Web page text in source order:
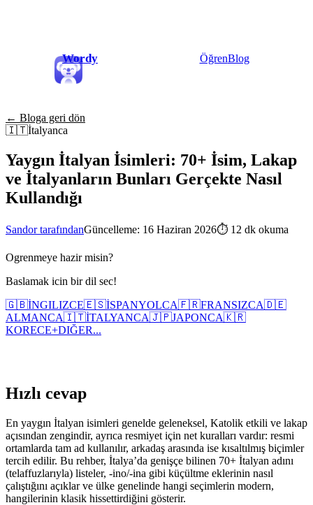
Wordy ÖğrenBlog
← Bloga geri dön
🇮🇹İtalyanca
Yaygın İtalyan İsimleri: 70+ İsim, Lakap
ve İtalyanların Bunları Gerçekte Nasıl
Kullandığı
Sandor tarafındanGüncelleme: 16 Haziran 2026⏱ 12 dk okuma
Ogrenmeye hazir misin?
Baslamak icin bir dil sec!
🇬🇧İNGILIZCE🇪🇸İSPANYOLCA🇫🇷FRANSIZCA🇩🇪
ALMANCA🇮🇹İTALYANCA🇯🇵JAPONCA🇰🇷
KORECE+DIĞER...
Hızlı cevap
En yaygın İtalyan isimleri genelde geleneksel, Katolik etkili ve lakap
açısından zengindir, ayrıca resmiyet için net kuralları vardır: resmi
ortamlarda tam ad kullanılır, arkadaş arasında ise kısaltılmış biçimler
tercih edilir. Bu rehber, İtalya’da genişçe bilinen 70+ İtalyan adını
(telaffuzlarıyla) listeler, -ino/-ina gibi küçültme eklerinin nasıl
çalıştığını açıklar ve ülke genelinde hangi seçimlerin modern,
hangilerinin klasik hissettirdiğini gösterir.